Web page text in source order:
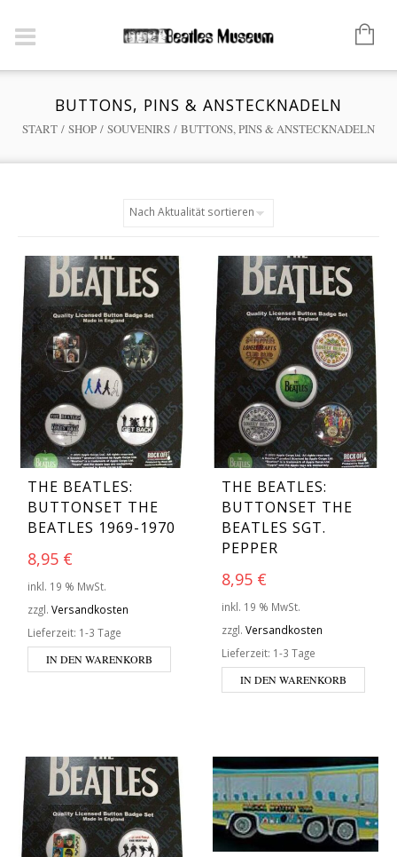
BUTTONS, PINS & ANSTECKNADELN
START / SHOP / SOUVENIRS / BUTTONS, PINS & ANSTECKNADELN
THE BEATLES:
BUTTONSET THE
BEATLES 1969-1970
8,95 €
inkl. 19 % MwSt.
zzgl. Versandkosten
Lieferzeit: 1-3 Tage
IN DEN WARENKORB
THE BEATLES:
BUTTONSET THE
BEATLES SGT.
PEPPER
8,95 €
inkl. 19 % MwSt.
zzgl. Versandkosten
Lieferzeit: 1-3 Tage
IN DEN WARENKORB